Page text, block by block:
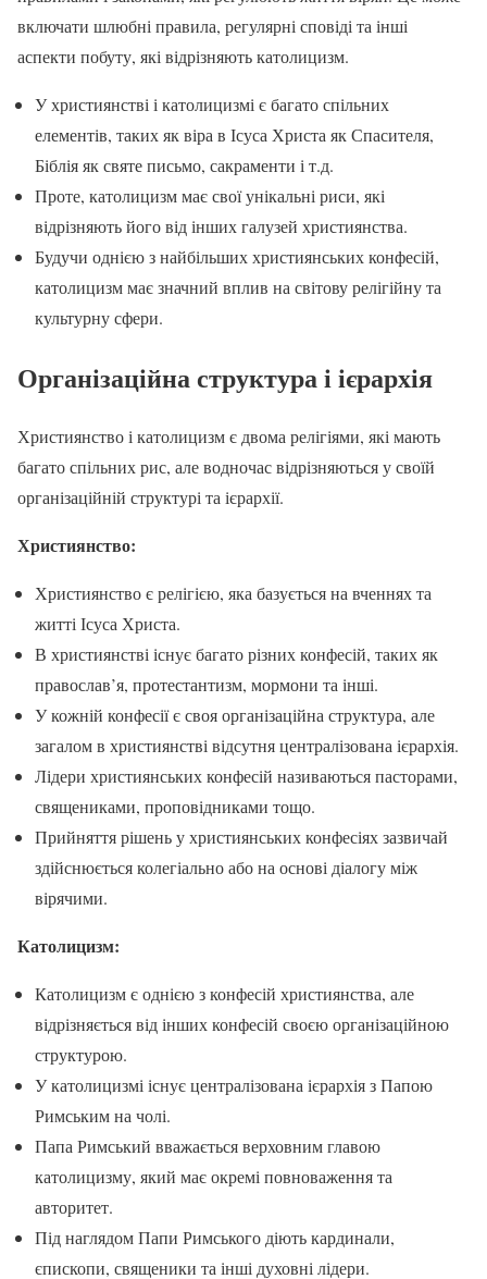
включати шлюбні правила, регулярні сповіді та інші
аспекти побуту, які відрізняють католицизм.
У християнстві і католицизмі є багато спільних
елементів, таких як віра в Ісуса Христа як Спасителя,
Біблія як святе письмо, сакраменти і т.д.
Проте, католицизм має свої унікальні риси, які
відрізняють його від інших галузей християнства.
Будучи однією з найбільших християнських конфесій,
католицизм має значний вплив на світову релігійну та
культурну сфери.
Організаційна структура і ієрархія
Християнство і католицизм є двома релігіями, які мають
багато спільних рис, але водночас відрізняються у своїй
організаційній структурі та ієрархії.
Християнство:
Християнство є релігією, яка базується на вченнях та
житті Ісуса Христа.
В християнстві існує багато різних конфесій, таких як
православ’я, протестантизм, мормони та інші.
У кожній конфесії є своя організаційна структура, але
загалом в християнстві відсутня централізована ієрархія.
Лідери християнських конфесій називаються пасторами,
священиками, проповідниками тощо.
Прийняття рішень у християнських конфесіях зазвичай
здійснюється колегіально або на основі діалогу між
вірячими.
Католицизм:
Католицизм є однією з конфесій християнства, але
відрізняється від інших конфесій своєю організаційною
структурою.
У католицизмі існує централізована ієрархія з Папою
Римським на чолі.
Папа Римський вважається верховним главою
католицизму, який має окремі повноваження та
авторитет.
Під наглядом Папи Римського діють кардинали,
єпископи, священики та інші духовні лідери.